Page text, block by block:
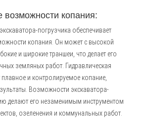
копания:
погрузчика обеспечивает
копания. Он может с высокой
и широкие траншеи, что делает его
земляных работ. Гидравлическая
плавное и контролируемое копание,
Возможности экскаватора-
делают его незаменимым инструментом
озеленения и коммунальных работ.